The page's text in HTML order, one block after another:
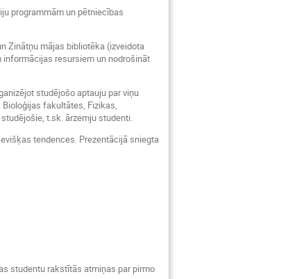
programmām un pētniecības
Zinātņu mājas bibliotēka (izveidota
resursiem un nodrošināt
studējošo aptauju par viņu
fakultātes, Fizikas,
t.sk. ārzemju studenti.
tendences. Prezentācijā sniegta
studentu rakstītās atmiņas par pirmo